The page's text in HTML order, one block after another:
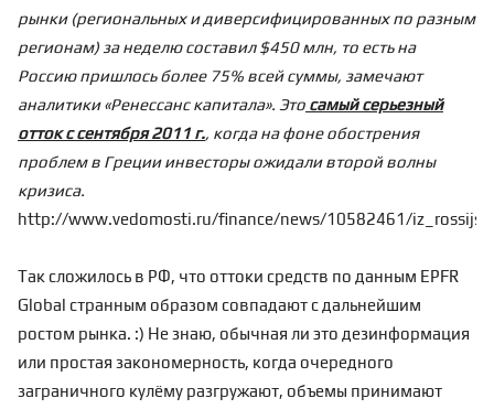
рынки (региональных и диверсифицированных по разным
регионам) за неделю составил $450 млн, то есть на
Россию пришлось более 75% всей суммы, замечают
аналитики «Ренессанс капитала». Это самый серьезный
отток с сентября 2011 г., когда на фоне обострения
проблем в Греции инвесторы ожидали второй волны
кризиса.
http://www.vedomosti.ru/finance/news/10582461/
Так сложилось в РФ, что оттоки средств по данным EPFR
Global странным образом совпадают с дальнейшим
ростом рынка. :) Не знаю, обычная ли это дезинформация
или простая закономерность, когда очередного
заграничного кулёму разгружают, объемы принимают